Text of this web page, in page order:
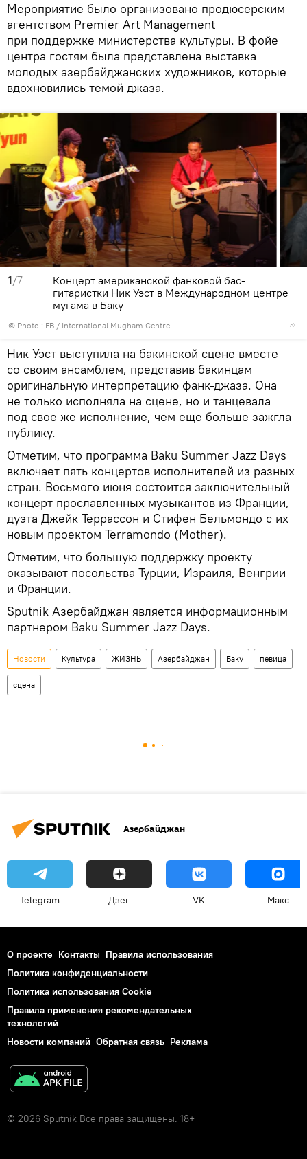
Мероприятие было организовано продюсерским
агентством Premier Art Management
при поддержке министерства культуры. В фойе
центра гостям была представлена выставка
молодых азербайджанских художников, которые
вдохновились темой джаза.
1/7
© Photo : FB / International Mugham Centre
Концерт американской фанковой бас-
гитаристки Ник Уэст в Международном центре
мугама в Баку
Ник Уэст выступила на бакинской сцене вместе
со своим ансамблем, представив бакинцам
оригинальную интерпретацию фанк-джаза. Она
не только исполняла на сцене, но и танцевала
под свое же исполнение, чем еще больше зажгла
публику.
Отметим, что программа Baku Summer Jazz Days
включает пять концертов исполнителей из разных
стран. Восьмого июня состоится заключительный
концерт прославленных музыкантов из Франции,
дуэта Джейк Террассон и Стифен Бельмондо с их
новым проектом Terramondo (Mother).
Отметим, что большую поддержку проекту
оказывают посольства Турции, Израиля, Венгрии
и Франции.
Sputnik Азербайджан является информационным
партнером Baku Summer Jazz Days.
Новости Культура ЖИЗНЬ Азербайджан Баку певица
сцена
Азербайджан
Telegram Дзен VK Макс
О проекте Контакты Правила использования
Политика конфиденциальности
Политика использования Cookie
Правила применения рекомендательных
технологий
Новости компаний Обратная связь Реклама
© 2026 Sputnik Все права защищены. 18+